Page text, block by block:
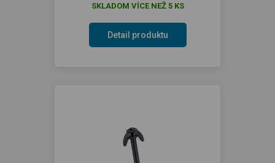
SKLADOM VÍCE NEŽ 5 KS
Detail produktu